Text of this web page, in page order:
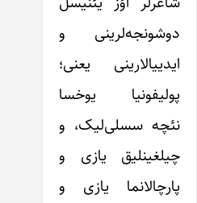
دوشونجه‌لرینی و
ایدییالارینی یعنی؛
پولیفونیا یوخسا
نئچه سسلی‌لیک، و
چیلغینلیق یازی و
پارچالانما یازی و